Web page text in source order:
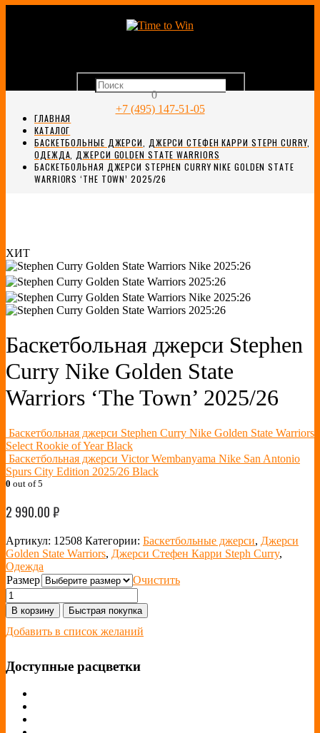
0
+7 (495) 147-51-05
ГЛАВНАЯ
КАТАЛОГ
БАСКЕТБОЛЬНЫЕ ДЖЕРСИ
ДЖЕРСИ СТЕФЕН КАРРИ STEPH CURRY,
ОДЕЖДА ДЖЕРСИ GOLDEN STATE WARRIORS
БАСКЕТБОЛЬНАЯ ДЖЕРСИ STEPHEN CURRY NIKE GOLDEN STATE
WARRIORS ‘THE TOWN’ 2025/26
ХИТ
Баскетбольная джерси Stephen
Curry Nike Golden State
Warriors ‘The Town’ 2025/26
Баскетбольная джерси Stephen Curry Nike Golden State Warriors
Select Rookie of Year Black
Баскетбольная джерси Victor Wembanyama Nike San Antonio
Spurs City Edition 2025/26 Black
0 out of 5
2 990.00₽
Артикул: 12508 Категории: Баскетбольные джерси, Джерси
Golden State Warriors, Джерси Стефен Карри Steph Curry,
Одежда
Размер
Очистить
В корзину Быстрая покупка
Добавить в список желаний
Доступные расцветки